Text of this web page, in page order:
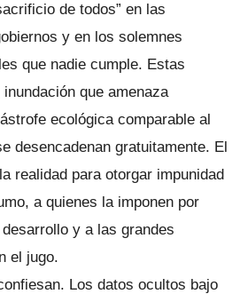
de todos” en las
y en los solemnes
que nadie cumple. Estas
que amenaza
ecológica comparable al
desencadenan gratuitamente. El
realidad para otorgar impunidad
a quienes la imponen por
y a las grandes
el jugo.
Los datos ocultos bajo